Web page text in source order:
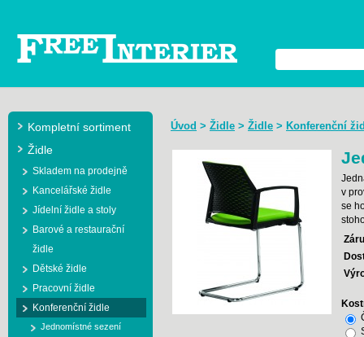
Kompletní sortiment
Židle
Skladem na prodejně
Kancelářské židle
Jídelní židle a stoly
Barové a restaurační
židle
Dětské židle
Pracovní židle
Konferenční židle
Jednomístné sezení
Úvod > Židle > Židle > Konferenční
v
se